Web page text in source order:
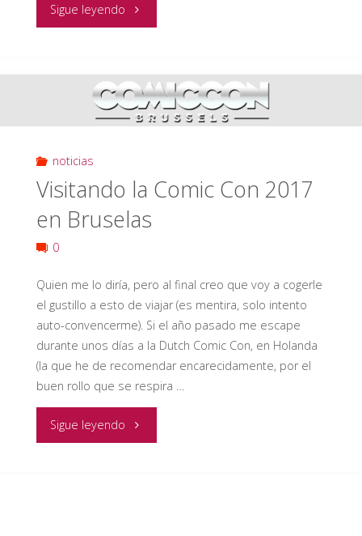
Sigue leyendo "RESEÑA
Caceria
Humana
Tatooine"
noticias
Visitando la Comic Con 2017
en Bruselas
0
Quien me lo diría, pero al final creo que voy a cogerle
el gustillo a esto de viajar (es mentira, solo intento
auto-convencerme). Si el año pasado me escape
durante unos días a la Dutch Comic Con, en Holanda
(la que he de recomendar encarecidamente, por el
buen rollo que se respira …
Sigue leyendo "Visitando